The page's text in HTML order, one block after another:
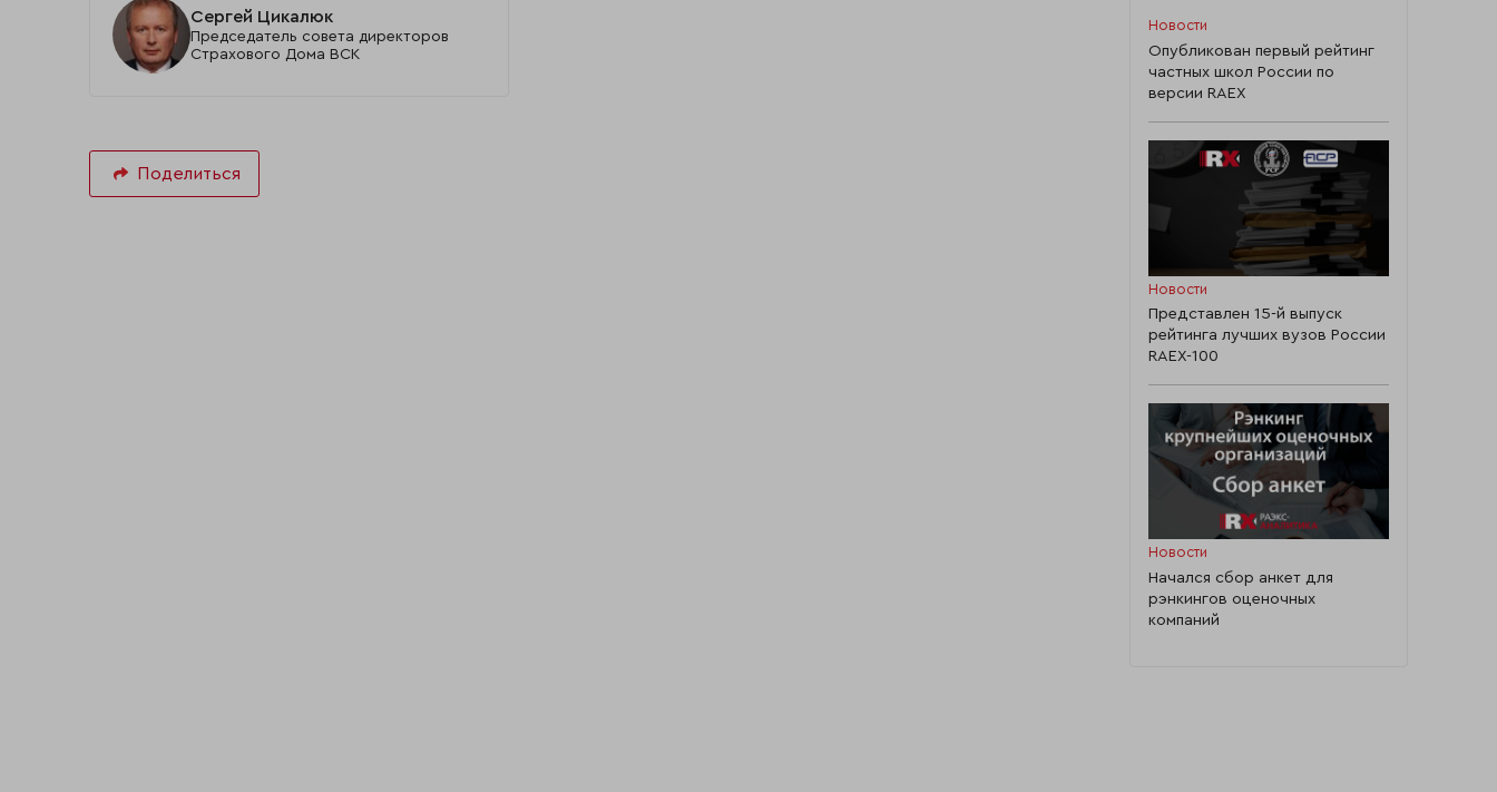
Сергей Цикалюк
Председатель совета директоров
Страхового Дома ВСК
Поделиться
Новости
Опубликован первый рейтинг
частных школ России по
версии RAEX
Новости
Представлен 15-й выпуск
рейтинга лучших вузов России
RAEX-100
Новости
Начался сбор анкет для
рэнкингов оценочных
компаний